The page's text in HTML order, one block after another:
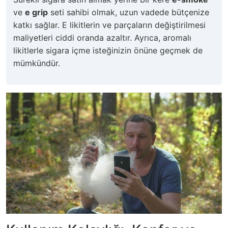
ve e grip seti sahibi olmak, uzun vadede bütçenize
katkı sağlar. E likitlerin ve parçaların değiştirilmesi
maliyetleri ciddi oranda azaltır. Ayrıca, aromalı
likitlerle sigara içme isteğinizin önüne geçmek de
mümkündür.